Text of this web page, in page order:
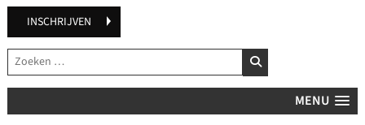
INSCHRIJVEN
Zoeken ZOEKEN
MENU